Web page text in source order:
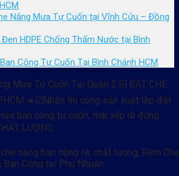
Nắng Mưa Tự Cuốn tại Vĩnh Cửu – Đồng
HDPE Chống Thấm Nước tại Bình
Công Tự Cuốn Tại Bình Chánh HCM
Mưa Tự Cuốn Tại Quận 2 ☑️ BẠT CHE
☀️☑️Nhận thi công sản xuất lắp đặt
ban công tự cuốn, mái xếp di động
LƯỢNG
Ban Công tại Phú Nhuận